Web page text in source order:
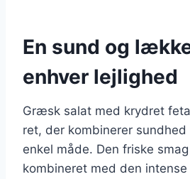
En sund og
enhver lejlighed
Græsk salat med krydret
ret, der kombinerer sundhed
enkel måde. Den friske
kombineret med den